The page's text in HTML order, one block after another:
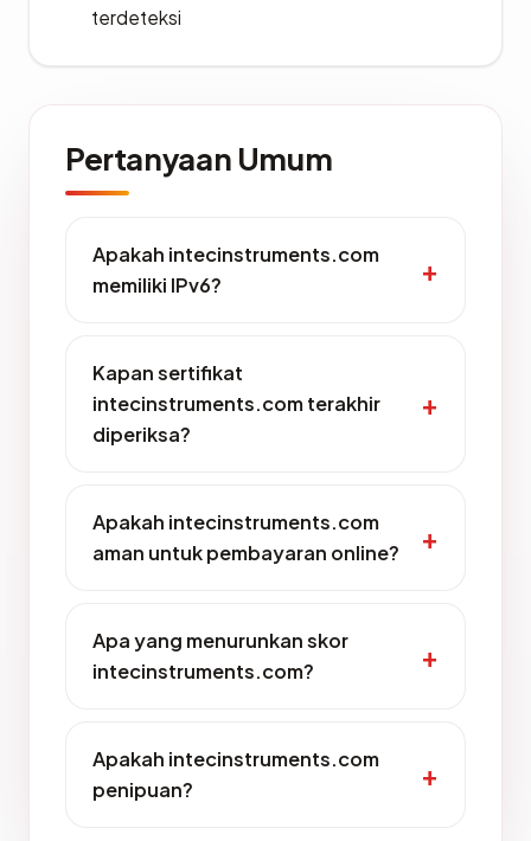
terdeteksi
Pertanyaan Umum
Apakah intecinstruments.com
memiliki IPv6?
Kapan sertifikat
intecinstruments.com terakhir
diperiksa?
Apakah intecinstruments.com
aman untuk pembayaran online?
Apa yang menurunkan skor
intecinstruments.com?
Apakah intecinstruments.com
penipuan?